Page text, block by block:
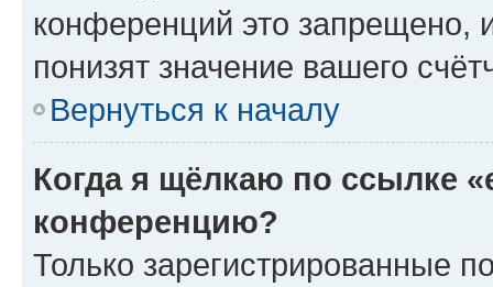
конференций это запрещено,
понизят значение вашего
Вернуться к началу
Когда я щёлкаю по ссылке
конференцию?
Только зарегистрированные